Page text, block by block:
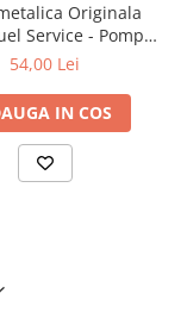
Originala
Service - Pompa
etansa,
54,00 Lei
IN COS